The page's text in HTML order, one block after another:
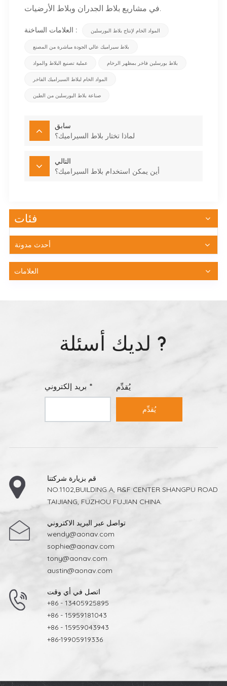
في مشاريع بلاط الجدران وبلاط الأرضيات.
العلامات الساخنة : المواد الخام لإنتاج بلاط البورسلين
بلاط سيراميك عالي الجودة مباشرة من المصنع
عملية تصنيع البلاط والمواد بلاط بورسلين فاخر بمظهر الرخام
المواد الخام لبلاط السيراميك الفاخر
صناعة بلاط البورسلين من الطين
سابق
لماذا تختار بلاط السيراميك؟
التالي
أين يمكن استخدام بلاط السيراميك؟
فئات
أحدث مدونة
العلامات
لديك أسئلة ?
بريد إلكتروني * يُقدِّم
يُقدِّم
قم بزيارة شركتنا
NO.1102,BUILDING A, R&F CENTER SHANGPU ROAD
TAIJIANG, FUZHOU FUJIAN CHINA.
تواصل عبر البريد الاكتروني
wendy@aonav.com
sophie@aonav.com
tony@aonav.com
austin@aonav.com
اتصل في أي وقت
+86 - 13405925895
+86 - 15959181043
+86 - 15959043943
+86-19905919336